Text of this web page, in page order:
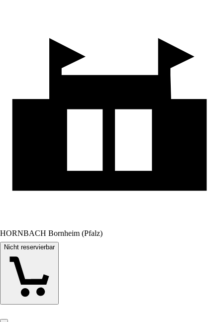
HORNBACH Bornheim (Pfalz)
Nicht reservierbar